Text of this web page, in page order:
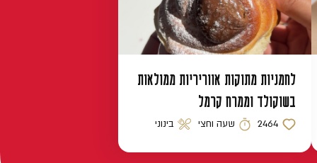
לחמניות מתוקות אווריריות ממולאות
בשוקולד וממרח קרמל
כמות לייקים
2464 זמן הכנהשעה וחצי רמת קושי
בינוני